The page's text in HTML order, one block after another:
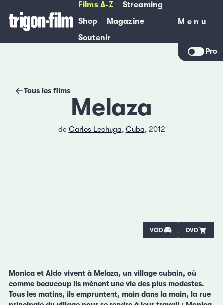
Films A-Z
Streaming
Shop
Magazine
Soutenir
Menu
Menu
Pro
Tous les films
Melaza
de Carlos Lechuga, Cuba, 2012
VOD DVD
Monica et Aldo vivent à Melaza, un village cubain, où
comme beaucoup ils mènent une vie des plus modestes.
Tous les matins, ils empruntent, main dans la main, la rue